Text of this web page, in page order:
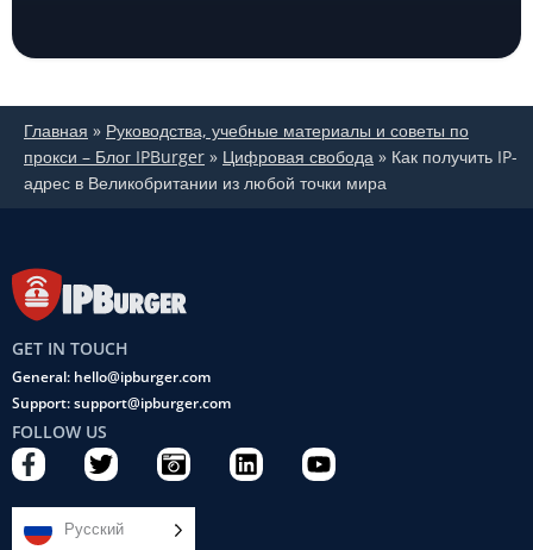
Главная » Руководства, учебные материалы и советы по
прокси – Блог IPBurger » Цифровая свобода » Как получить IP-
адрес в Великобритании из любой точки мира
GET IN TOUCH
General: hello@ipburger.com
Support: support@ipburger.com
FOLLOW US
F
a
c
e
T
w
i
t
C
a
m
e
L
i
Y
o
Русский